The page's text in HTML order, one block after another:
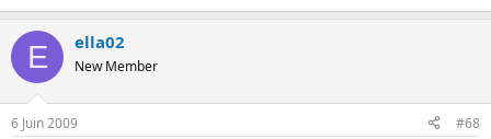
E ella02
New Member
6 Juin 2009 #68